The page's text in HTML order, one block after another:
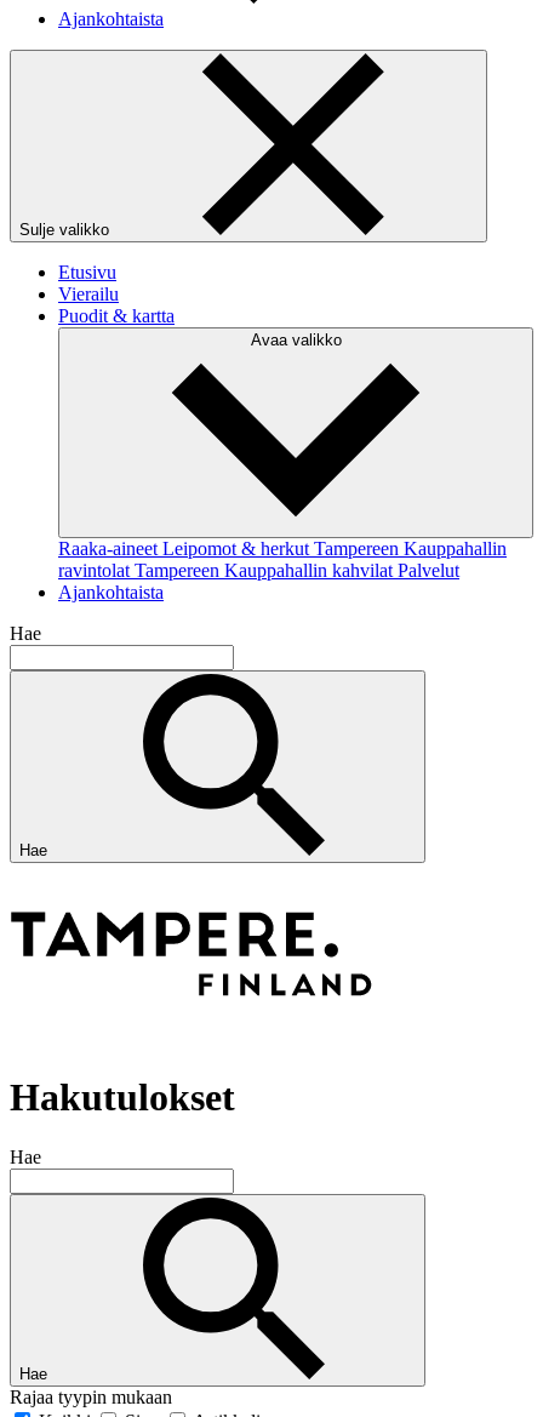
Ajankohtaista
Sulje valikko
Etusivu
Vierailu
Puodit & kartta
Avaa valikko
Raaka-aineet Leipomot & herkut Tampereen Kauppahallin
ravintolat Tampereen Kauppahallin kahvilat Palvelut
Ajankohtaista
Hae
Hae
Hakutulokset
Hae
Hae
Rajaa tyypin mukaan